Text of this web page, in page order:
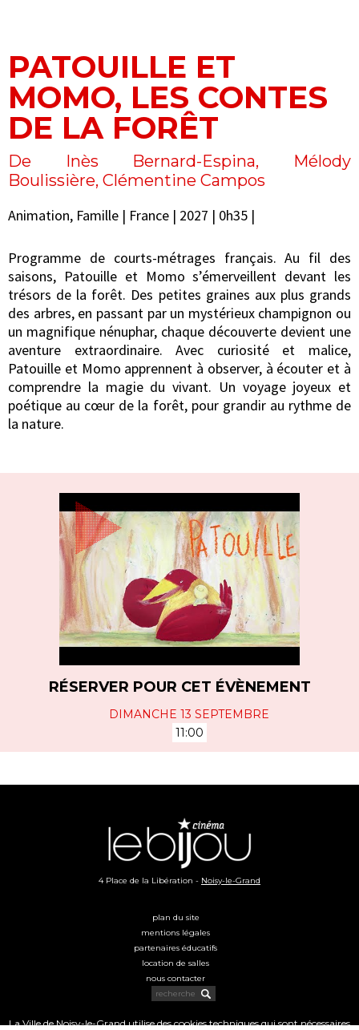
PATOUILLE ET
MOMO, LES CONTES
DE LA FORÊT
De Inès Bernard-Espina, Mélody
Boulissière, Clémentine Campos
Animation, Famille | France | 2027 | 0h35 |
Programme de courts-métrages français. Au fil des
saisons, Patouille et Momo s’émerveillent devant les
trésors de la forêt. Des petites graines aux plus grands
des arbres, en passant par un mystérieux champignon ou
un magnifique nénuphar, chaque découverte devient une
aventure extraordinaire. Avec curiosité et malice,
Patouille et Momo apprennent à observer, à écouter et à
comprendre la magie du vivant. Un voyage joyeux et
poétique au cœur de la forêt, pour grandir au rythme de
la nature.
RÉSERVER POUR CET ÉVÈNEMENT
DIMANCHE 13 SEPTEMBRE
11:00
4 Place de la Libération - Noisy-le-Grand
plan du site
mentions légales
partenaires éducatifs
location de salles
nous contacter
La Ville de Noisy-le-Grand utilise des cookies techniques qui sont nécessaires